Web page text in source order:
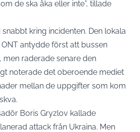
de ska åka eller inte”, tillade
kring incidenten. Den lokala
antydde först att bussen
men raderade senare den
noterade det oberoende mediet
mellan de uppgifter som kom
Boris Gryzlov kallade
attack från Ukraina. Men